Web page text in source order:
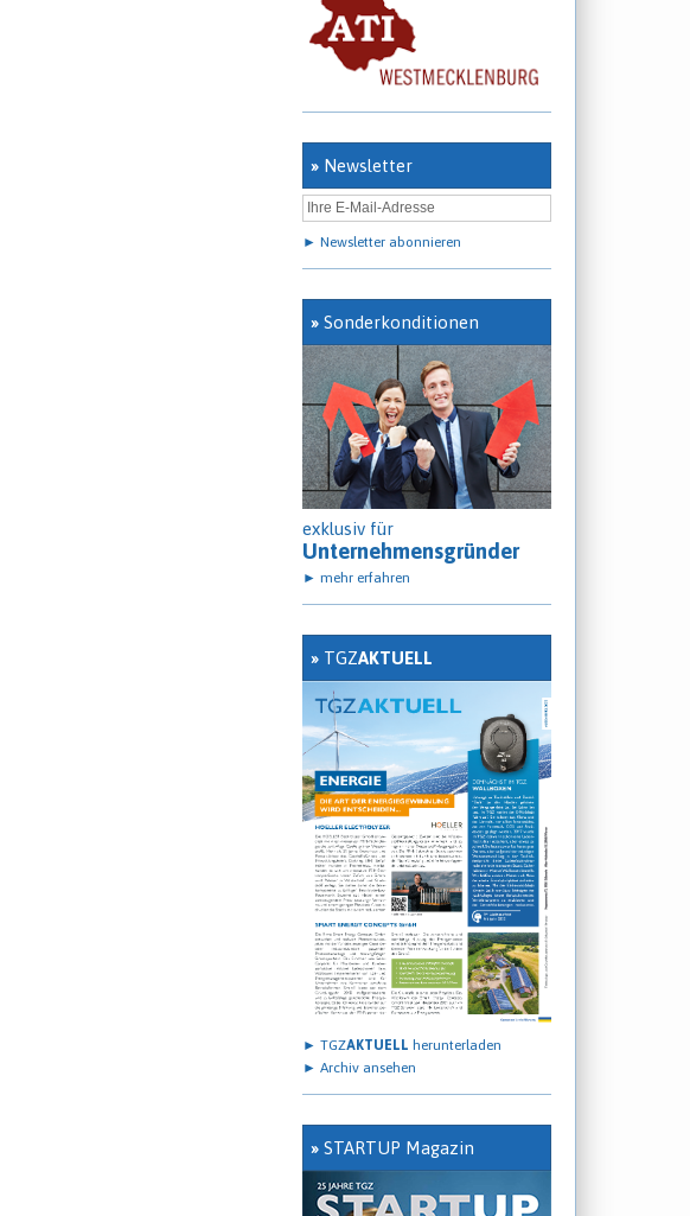
» Newsletter
► Newsletter abonnieren
» Sonderkonditionen
exklusiv für
Unternehmensgründer
► mehr erfahren
» TGZAKTUELL
► TGZAKTUELL herunterladen
► Archiv ansehen
» STARTUP Magazin